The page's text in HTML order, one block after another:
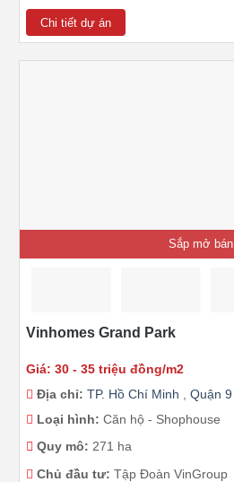
Chi tiết dự án
Sắp mở bán
Vinhomes Grand Park
Giá: 30 - 35 triệu đồng/m2
Địa chỉ: TP. Hồ Chí Minh
Quận 9
Loại hình: Căn hộ - Shophouse
Quy mô: 271 ha
Chủ đầu tư: Tập Đoàn VinGroup